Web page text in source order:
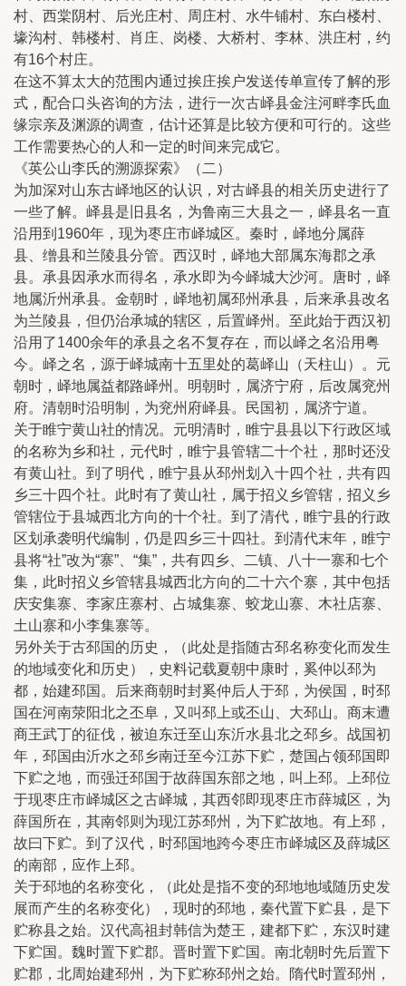
村、西棠阴村、后光庄村、周庄村、水牛铺村、东白楼村、
壕沟村、韩楼村、肖庄、岗楼、大桥村、李林、洪庄村，约
有16个村庄。
在这不算太大的范围内通过挨庄挨户发送传单宣传了解的形
式，配合口头咨询的方法，进行一次古峄县金注河畔李氏血
缘宗亲及渊源的调查，估计还算是比较方便和可行的。这些
工作需要热心的人和一定的时间来完成它。
《英公山李氏的溯源探索》（二）
为加深对山东古峄地区的认识，对古峄县的相关历史进行了
一些了解。峄县是旧县名，为鲁南三大县之一，峄县名一直
沿用到1960年，现为枣庄市峄城区。秦时，峄地分属薛
县、缯县和兰陵县分管。西汉时，峄地大部属东海郡之承
县。承县因承水而得名，承水即为今峄城大沙河。唐时，峄
地属沂州承县。金朝时，峄地初属邳州承县，后来承县改名
为兰陵县，但仍治承城的辖区，后置峄州。至此始于西汉初
沿用了1400余年的承县之名不复存在，而以峄之名沿用粤
今。峄之名，源于峄城南十五里处的葛峄山（天柱山）。元
朝时，峄地属益都路峄州。明朝时，属济宁府，后改属兖州
府。清朝时沿明制，为兖州府峄县。民国初，属济宁道。
关于睢宁黄山社的情况。元明清时，睢宁县县以下行政区域
的名称为乡和社，元代时，睢宁县管辖二十个社，那时还没
有黄山社。到了明代，睢宁县从邳州划入十四个社，共有四
乡三十四个社。此时有了黄山社，属于招义乡管辖，招义乡
管辖位于县城西北方向的十个社。到了清代，睢宁县的行政
区划承袭明代编制，仍是四乡三十四社。到清代末年，睢宁
县将“社”改为“寨”、“集”，共有四乡、二镇、八十一寨和七个
集，此时招义乡管辖县城西北方向的二十六个寨，其中包括
庆安集寨、李家庄寨村、占城集寨、蛟龙山寨、木社店寨、
土山寨和小李集寨等。
另外关于古邳国的历史，（此处是指随古邳名称变化而发生
的地域变化和历史），史料记载夏朝中康时，奚仲以邳为
都，始建邳国。后来商朝时封奚仲后人于邳，为侯国，时邳
国在河南荥阳北之丕阜，又叫邳上或丕山、大邳山。商末遭
商王武丁的征伐，被迫东迁至山东沂水县北之邳乡。战国初
年，邳国由沂水之邳乡南迁至今江苏下贮，楚国占领邳国即
下贮之地，而强迁邳国于故薛国东部之地，叫上邳。上邳位
于现枣庄市峄城区之古峄城，其西邻即现枣庄市薛城区，为
薛国所在，其南邻则为现江苏邳州，为下贮故地。有上邳，
故曰下贮。到了汉代，时邳国地跨今枣庄市峄城区及薛城区
的南部，应作上邳。
关于邳地的名称变化，（此处是指不变的邳地地域随历史发
展而产生的名称变化），现时的邳地，秦代置下贮县，是下
贮称县之始。汉代高祖封韩信为楚王，建都下贮，东汉时建
下贮国。魏时置下贮郡。晋时置下贮国。南北朝时先后置下
贮郡，北周始建邳州，为下贮称邳州之始。隋代时置邳州，